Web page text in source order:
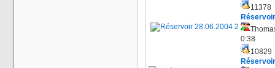
11378
0:38
10829